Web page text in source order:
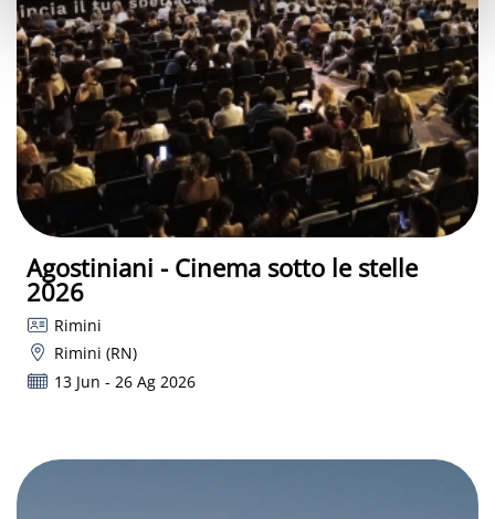
Agostiniani - Cinema sotto le stelle
2026
Rimini
Rimini (RN)
13 Jun - 26 Ag 2026